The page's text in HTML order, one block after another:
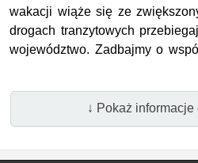
wakacji wiąże się ze
drogach tranzytowych
województwo. Zadbajmy o
↓ Pokaż informacje